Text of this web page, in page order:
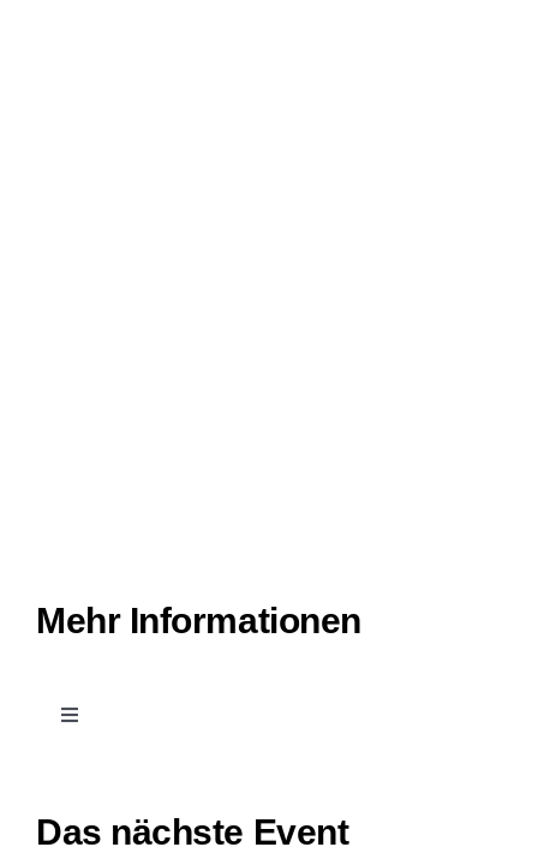
Mehr Informationen
Toggle
Das nächste Event